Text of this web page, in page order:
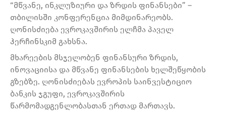
“მწვანე, ინკლუზიური და ზრდის ფინანსები” –
თბილისში კონფერენცია მიმდინარეობს.
ღონისძიება ევროკავშირის ელჩმა პაველ
ჰერჩინსკიმ გახსნა.
მხარეების მსჯელობენ ფინანსური ზრდის,
ინოვაციისა და მწვანე ფინანსების ხელშეწყობის
გზებზე. ღონისძიებას ევროპის საინვესტიციო
ბანკის ჯგუფი, ევროკავშირის
წარმომადგენლობასთან ერთად მართავს.